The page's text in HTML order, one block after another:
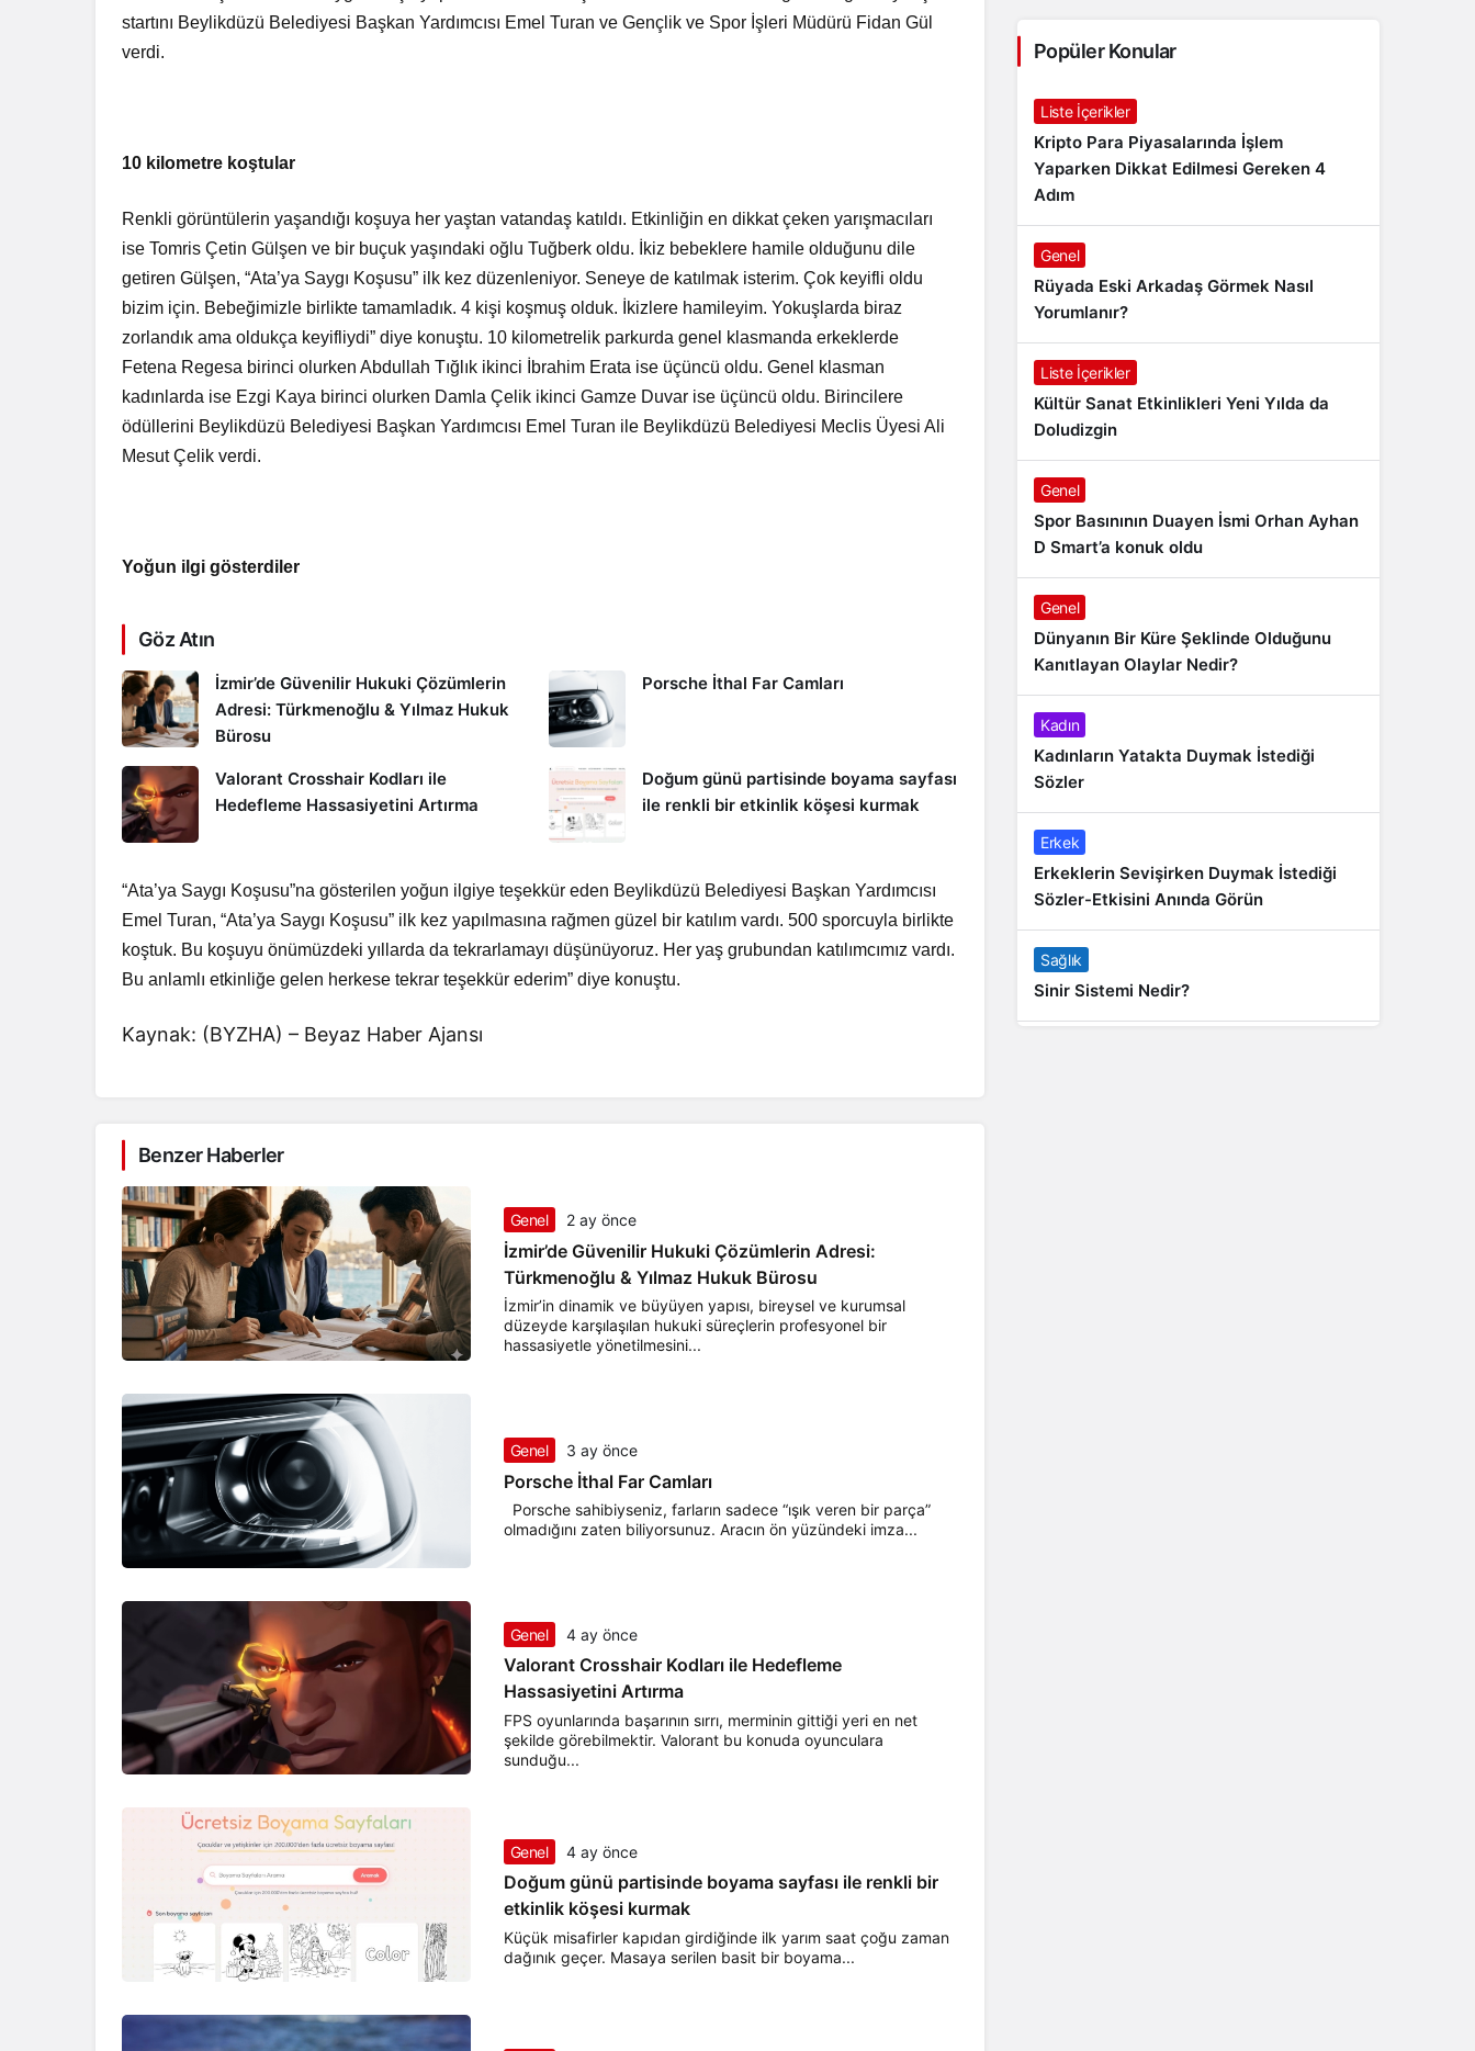
startını Beylikdüzü Belediyesi Başkan Yardımcısı Emel Turan ve Gençlik ve Spor İşleri Müdürü Fidan Gül
verdi.
10 kilometre koştular
Renkli görüntülerin yaşandığı koşuya her yaştan vatandaş katıldı. Etkinliğin en dikkat çeken yarışmacıları
ise Tomris Çetin Gülşen ve bir buçuk yaşındaki oğlu Tuğberk oldu. İkiz bebeklere hamile olduğunu dile
getiren Gülşen, “Ata’ya Saygı Koşusu” ilk kez düzenleniyor. Seneye de katılmak isterim. Çok keyifli oldu
bizim için. Bebeğimizle birlikte tamamladık. 4 kişi koşmuş olduk. İkizlere hamileyim. Yokuşlarda biraz
zorlandık ama oldukça keyifliydi” diye konuştu. 10 kilometrelik parkurda genel klasmanda erkeklerde
Fetena Regesa birinci olurken Abdullah Tığlık ikinci İbrahim Erata ise üçüncü oldu. Genel klasman
kadınlarda ise Ezgi Kaya birinci olurken Damla Çelik ikinci Gamze Duvar ise üçüncü oldu. Birincilere
ödüllerini Beylikdüzü Belediyesi Başkan Yardımcısı Emel Turan ile Beylikdüzü Belediyesi Meclis Üyesi Ali
Mesut Çelik verdi.
Yoğun ilgi gösterdiler
Göz Atın
İzmir’de Güvenilir Hukuki Çözümlerin
Adresi: Türkmenoğlu & Yılmaz Hukuk
Bürosu
Porsche İthal Far Camları
Valorant Crosshair Kodları ile
Hedefleme Hassasiyetini Artırma
Doğum günü partisinde boyama sayfası
ile renkli bir etkinlik köşesi kurmak
“Ata’ya Saygı Koşusu”na gösterilen yoğun ilgiye teşekkür eden Beylikdüzü Belediyesi Başkan Yardımcısı
Emel Turan, “Ata’ya Saygı Koşusu” ilk kez yapılmasına rağmen güzel bir katılım vardı. 500 sporcuyla birlikte
koştuk. Bu koşuyu önümüzdeki yıllarda da tekrarlamayı düşünüyoruz. Her yaş grubundan katılımcımız vardı.
Bu anlamlı etkinliğe gelen herkese tekrar teşekkür ederim” diye konuştu.
Kaynak: (BYZHA) – Beyaz Haber Ajansı
Benzer Haberler
Genel 2 ay önce
İzmir’de Güvenilir Hukuki Çözümlerin Adresi:
Türkmenoğlu & Yılmaz Hukuk Bürosu
İzmir’in dinamik ve büyüyen yapısı, bireysel ve kurumsal
düzeyde karşılaşılan hukuki süreçlerin profesyonel bir
hassasiyetle yönetilmesini...
Genel 3 ay önce
Porsche İthal Far Camları
Porsche sahibiyseniz, farların sadece “ışık veren bir parça”
olmadığını zaten biliyorsunuz. Aracın ön yüzündeki imza...
Genel 4 ay önce
Valorant Crosshair Kodları ile Hedefleme
Hassasiyetini Artırma
FPS oyunlarında başarının sırrı, merminin gittiği yeri en net
şekilde görebilmektir. Valorant bu konuda oyunculara
sunduğu...
Genel 4 ay önce
Doğum günü partisinde boyama sayfası ile renkli bir
etkinlik köşesi kurmak
Küçük misafirler kapıdan girdiğinde ilk yarım saat çoğu zaman
dağınık geçer. Masaya serilen basit bir boyama...
Popüler Konular
Liste İçerikler
Kripto Para Piyasalarında İşlem
Yaparken Dikkat Edilmesi Gereken 4
Adım
Genel
Rüyada Eski Arkadaş Görmek Nasıl
Yorumlanır?
Liste İçerikler
Kültür Sanat Etkinlikleri Yeni Yılda da
Doludizgin
Genel
Spor Basınının Duayen İsmi Orhan Ayhan
D Smart’a konuk oldu
Genel
Dünyanın Bir Küre Şeklinde Olduğunu
Kanıtlayan Olaylar Nedir?
Kadın
Kadınların Yatakta Duymak İstediği
Sözler
Erkek
Erkeklerin Sevişirken Duymak İstediği
Sözler-Etkisini Anında Görün
Sağlık
Sinir Sistemi Nedir?